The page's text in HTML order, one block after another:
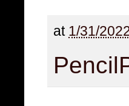
at 1/31/
Pencil